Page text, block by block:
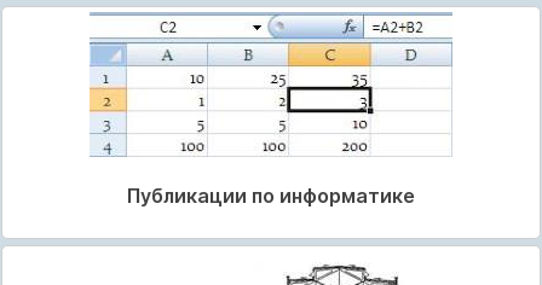
Публикации по информатике